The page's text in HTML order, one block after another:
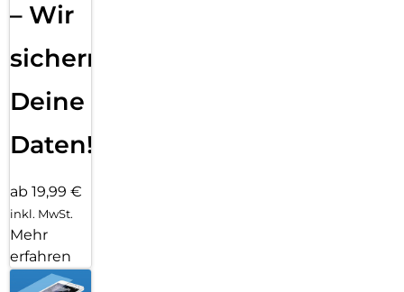
– Wir
sichern
Deine
Daten!
ab 19,99 €
inkl. MwSt.
Mehr
erfahren